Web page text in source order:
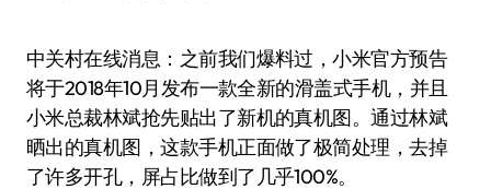
中关村在线消息：之前我们爆料过，小米官方预告
将于2018年10月发布一款全新的滑盖式手机，并且
小米总裁林斌抢先贴出了新机的真机图。通过林斌
晒出的真机图，这款手机正面做了极简处理，去掉
了许多开孔，屏占比做到了几乎100%。